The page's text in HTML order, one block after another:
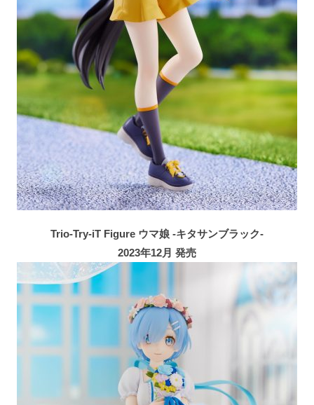
Trio-Try-iT Figure ウマ娘 -キタサンブラック-
2023年12月 発売